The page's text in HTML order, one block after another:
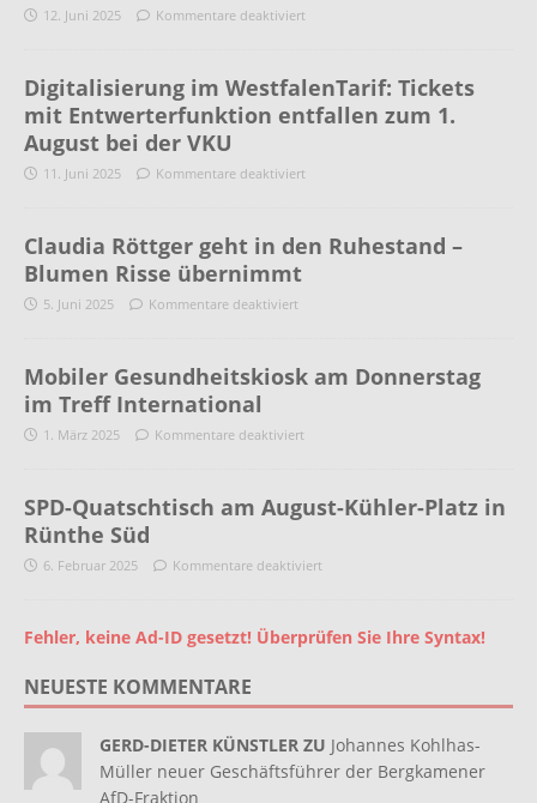
12. Juni 2025 Kommentare deaktiviert
Digitalisierung im WestfalenTarif: Tickets
mit Entwerterfunktion entfallen zum 1.
August bei der VKU
11. Juni 2025 Kommentare deaktiviert
Claudia Röttger geht in den Ruhestand –
Blumen Risse übernimmt
5. Juni 2025 Kommentare deaktiviert
Mobiler Gesundheitskiosk am Donnerstag
im Treff International
1. März 2025 Kommentare deaktiviert
SPD-Quatschtisch am August-Kühler-Platz in
Rünthe Süd
6. Februar 2025 Kommentare deaktiviert
Fehler, keine Ad-ID gesetzt! Überprüfen Sie Ihre Syntax!
NEUESTE KOMMENTARE
GERD-DIETER KÜNSTLER ZU Johannes Kohlhas-
Müller neuer Geschäftsführer der Bergkamener
AfD-Fraktion